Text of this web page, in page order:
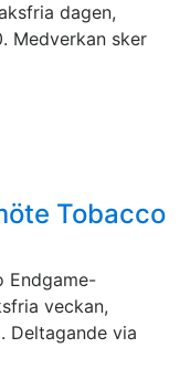
dagen,
Medverkan sker
Tobacco
Endgame-
veckan,
Deltagande via